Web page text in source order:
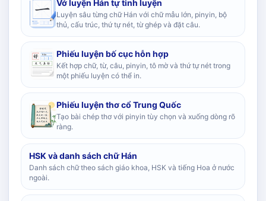
Vở luyện Hán tự tinh luyện
Luyện sâu từng chữ Hán với chữ mẫu lớn, pinyin, bộ
thủ, cấu trúc, thứ tự nét, từ ghép và đặt câu.
Phiếu luyện bố cục hỗn hợp
Kết hợp chữ, từ, câu, pinyin, tô mờ và thứ tự nét trong
một phiếu luyện có thể in.
Phiếu luyện thơ cổ Trung Quốc
Tạo bài chép thơ với pinyin tùy chọn và xuống dòng rõ
ràng.
HSK và danh sách chữ Hán
Danh sách chữ theo sách giáo khoa, HSK và tiếng Hoa ở nước
ngoài.